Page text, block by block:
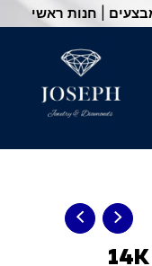
חנות ראשי